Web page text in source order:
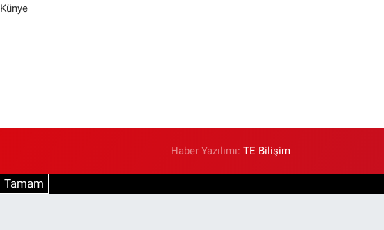
Künye
Haber Yazılımı:TE Bilişim
Tamam